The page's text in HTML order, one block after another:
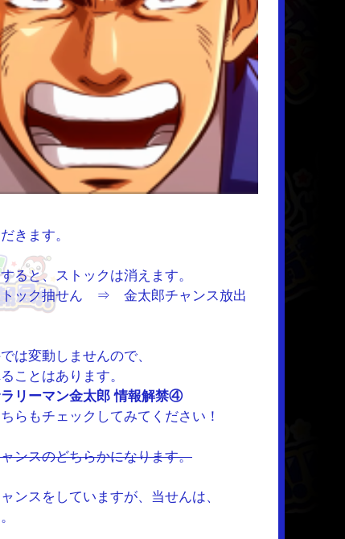
きます。
ると、ストックは消えます。
ック抽せん ⇒ 金太郎チャンス放出
は変動しませんので、
ことはあります。
ラリーマン金太郎 情報解禁④
らもチェックしてみてください！
ンスのどちらかになります。
ンスをしていますが、当せんは、